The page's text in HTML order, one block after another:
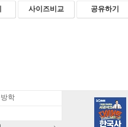
사이즈비교 공유하기
학